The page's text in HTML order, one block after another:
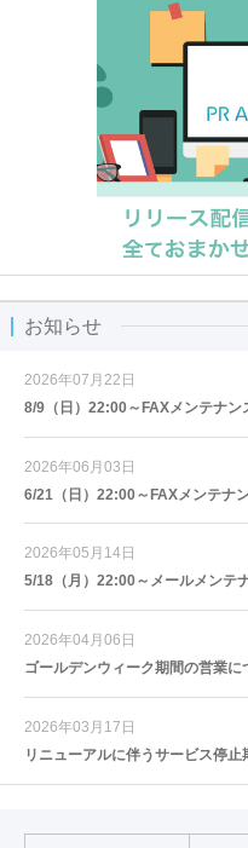
お知らせ
2026年07月22日
8/9（日）22:00～FAXメンテナン
2026年06月03日
6/21（日）22:00～FAXメンテナ
2026年05月14日
5/18（月）22:00～メールメンテ
2026年04月06日
ゴールデンウィーク期間の営業に
2026年03月17日
リニューアルに伴うサービス停